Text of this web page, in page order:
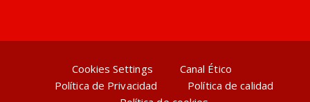
Cookies Settings
Canal Ético
Política de Privacidad
Política de calidad